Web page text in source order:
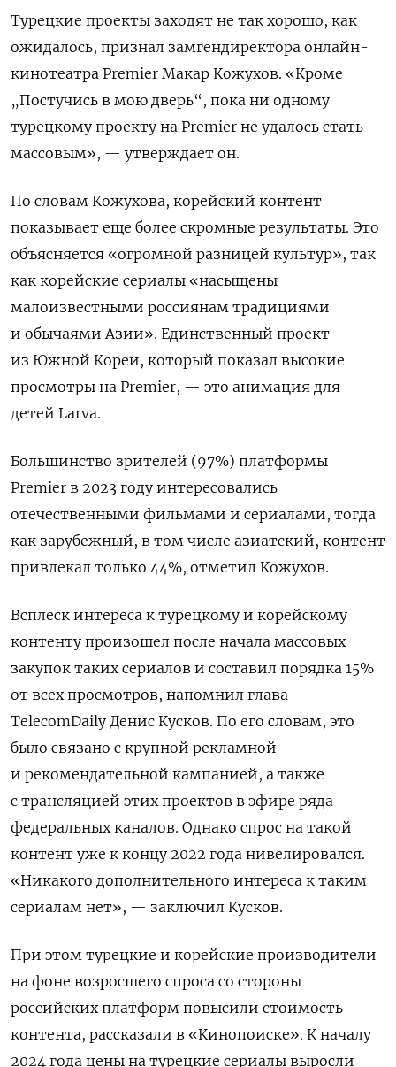
Турецкие проекты заходят не так хорошо, как
ожидалось, признал замгендиректора онлайн-
кинотеатра Premier Макар Кожухов. «Кроме
„Постучись в мою дверь“, пока ни одному
турецкому проекту на Premier не удалось стать
массовым», — утверждает он.
По словам Кожухова, корейский контент
показывает еще более скромные результаты. Это
объясняется «огромной разницей культур», так
как корейские сериалы «насыщены
малоизвестными россиянам традициями
и обычаями Азии». Единственный проект
из Южной Кореи, который показал высокие
просмотры на Premier, — это анимация для
детей Larva.
Большинство зрителей (97%) платформы
Premier в 2023 году интересовались
отечественными фильмами и сериалами, тогда
как зарубежный, в том числе азиатский, контент
привлекал только 44%, отметил Кожухов.
Всплеск интереса к турецкому и корейскому
контенту произошел после начала массовых
закупок таких сериалов и составил порядка 15%
от всех просмотров, напомнил глава
TelecomDaily Денис Кусков. По его словам, это
было связано с крупной рекламной
и рекомендательной кампанией, а также
с трансляцией этих проектов в эфире ряда
федеральных каналов. Однако спрос на такой
контент уже к концу 2022 года нивелировался.
«Никакого дополнительного интереса к таким
сериалам нет», — заключил Кусков.
При этом турецкие и корейские производители
на фоне возросшего спроса со стороны
российских платформ повысили стоимость
контента, рассказали в «Кинопоиске». К началу
2024 года цены на турецкие сериалы выросли